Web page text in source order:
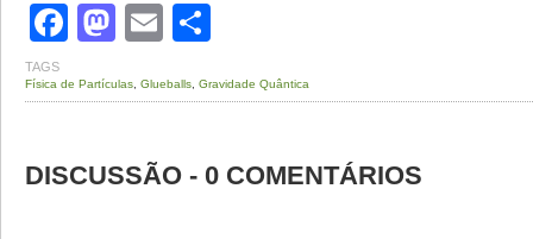
Facebook
Mastodon
Email
TAGS
Física de Partículas, Glueballs, Gravidade Quântica
DISCUSSÃO - 0 COMENTÁRIOS